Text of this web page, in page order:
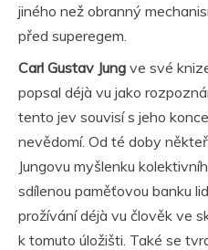
jiného než obranný
před superegem.
Carl Gustav Jung ve své
popsal déjà vu jako
tento jev souvisí s jeho
nevědomí. Od té doby
Jungovu myšlenku
sdílenou paměťovou banku
prožívání déjà vu člověk ve
k tomuto úložišti. Také se